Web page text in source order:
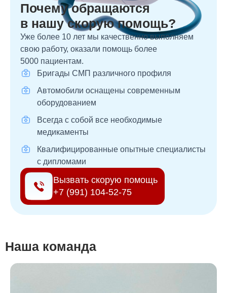
Почему обращаются
в нашу скорую помощь?
Уже более 10 лет мы качественно выполняем
свою работу, оказали помощь более
5000 пациентам.
Бригады СМП различного профиля
Автомобили оснащены современным
оборудованием
Всегда с собой все необходимые
медикаменты
Квалифицированные опытные специалисты
с дипломами
Вызвать скорую помощь
+7 (991) 104-52-75
Наша команда